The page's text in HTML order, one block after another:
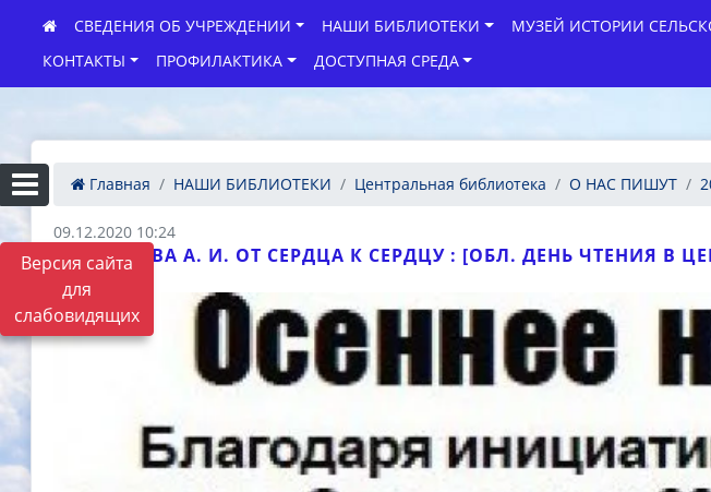
Версия сайта
для
слабовидящих
СВЕДЕНИЯ ОБ УЧРЕЖДЕНИИ НАШИ БИБЛИОТЕКИ МУЗЕЙ ИСТОРИИ
КОНТАКТЫ
ПРОФИЛАКТИКА ДОСТУПНАЯ СРЕДА
Главная НАШИ БИБЛИОТЕКИ Центральная библиотека О НАС ПИШУТ
09.12.2020 10:24
ЗОТОВА А. И. ОТ СЕРДЦА К СЕРДЦУ : [ОБЛ. ДЕНЬ ЧТЕНИЯ В